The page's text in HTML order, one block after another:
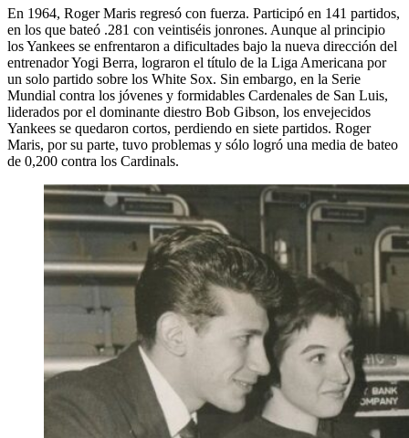
En 1964, Roger Maris regresó con fuerza. Participó en 141 partidos,
en los que bateó .281 con veintiséis jonrones. Aunque al principio
los Yankees se enfrentaron a dificultades bajo la nueva dirección del
entrenador Yogi Berra, lograron el título de la Liga Americana por
un solo partido sobre los White Sox. Sin embargo, en la Serie
Mundial contra los jóvenes y formidables Cardenales de San Luis,
liderados por el dominante diestro Bob Gibson, los envejecidos
Yankees se quedaron cortos, perdiendo en siete partidos. Roger
Maris, por su parte, tuvo problemas y sólo logró una media de bateo
de 0,200 contra los Cardinals.